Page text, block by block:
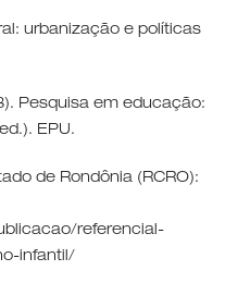
urbanização e políticas
Pesquisa em educação:
EPU.
de Rondônia (RCRO):
referencial-
infantil/